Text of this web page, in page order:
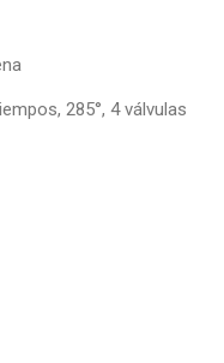
285°, 4 válvulas